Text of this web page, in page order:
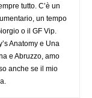
tutto. C’è un
un tempo
o il GF Vip.
Anatomy e Una
e Abruzzo, amo
anche se il mio